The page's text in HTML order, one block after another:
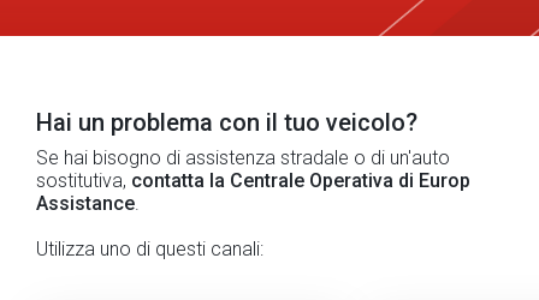
Hai un problema con il tuo veicolo?
Se hai bisogno di assistenza stradale o di un'auto
sostitutiva, contatta la Centrale Operativa di Europ
Assistance.
Utilizza uno di questi canali: